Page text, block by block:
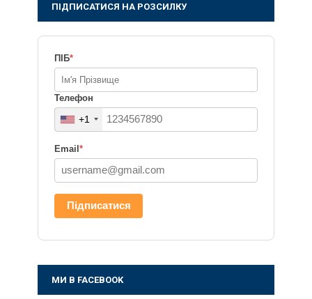
ПІДПИСАТИСЯ НА РОЗСИЛКУ
ПІБ*
Телефон
+1
Email *
Підписатися
МИ В FACEBOOK